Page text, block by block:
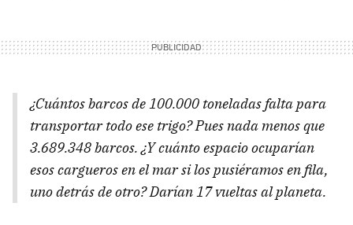
¿Cuántos barcos de 100.000 toneladas falta para
transportar todo ese trigo? Pues nada menos que
3.689.348 barcos. ¿Y cuánto espacio ocuparían
esos cargueros en el mar si los pusiéramos en fila,
uno detrás de otro? Darían 17 vueltas al planeta.